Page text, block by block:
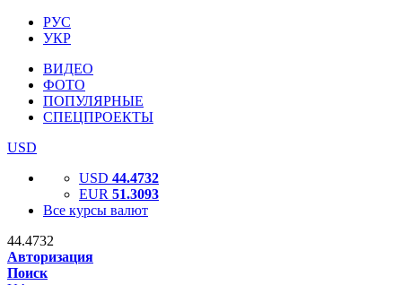
РУС
УКР
ВИДЕО
ФОТО
ПОПУЛЯРНЫЕ
СПЕЦПРОЕКТЫ
USD
USD 44.4732
EUR 51.3093
Все курсы валют
44.4732
Авторизация
Поиск